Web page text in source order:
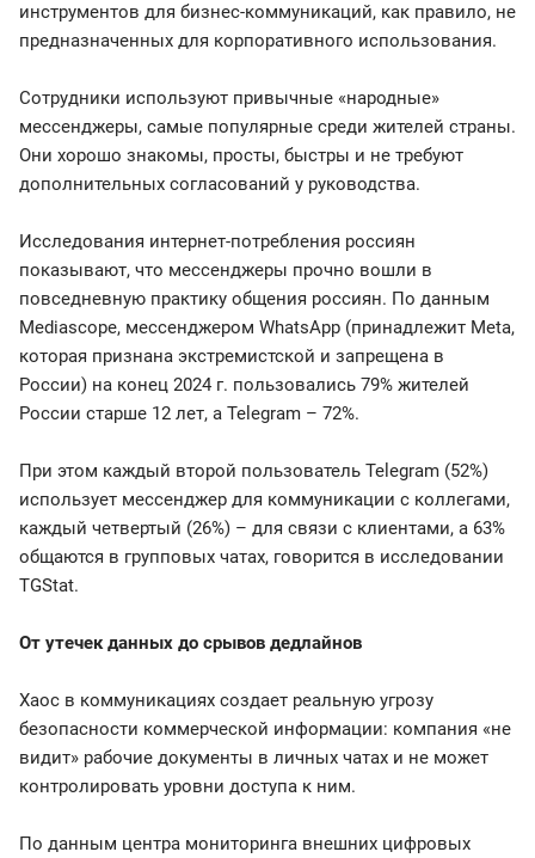
инструментов для бизнес-коммуникаций, как правило, не
предназначенных для корпоративного использования.
Сотрудники используют привычные «народные»
мессенджеры, самые популярные среди жителей страны.
Они хорошо знакомы, просты, быстры и не требуют
дополнительных согласований у руководства.
Исследования интернет-потребления россиян
показывают, что мессенджеры прочно вошли в
повседневную практику общения россиян. По данным
Mediascope, мессенджером WhatsApp (принадлежит Meta,
которая признана экстремистской и запрещена в
России) на конец 2024 г. пользовались 79% жителей
России старше 12 лет, а Telegram – 72%.
При этом каждый второй пользователь Telegram (52%)
использует мессенджер для коммуникации с коллегами,
каждый четвертый (26%) – для связи с клиентами, а 63%
общаются в групповых чатах, говорится в исследовании
TGStat.
От утечек данных до срывов дедлайнов
Хаос в коммуникациях создает реальную угрозу
безопасности коммерческой информации: компания «не
видит» рабочие документы в личных чатах и не может
контролировать уровни доступа к ним.
По данным центра мониторинга внешних цифровых